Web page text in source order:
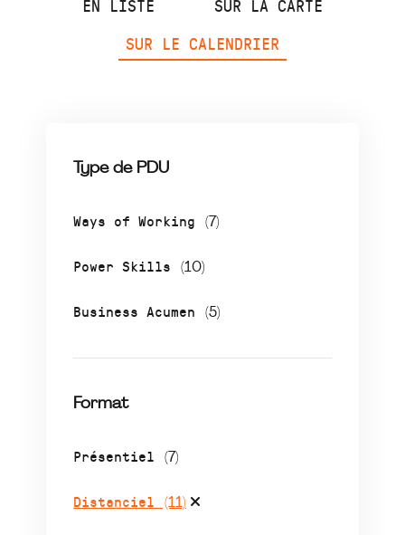
EN LISTE
SUR LA CARTE
SUR LE CALENDRIER
Type de PDU
Ways of Working (7)
Power Skills (10)
Business Acumen (5)
Format
Présentiel (7)
Distanciel (11)